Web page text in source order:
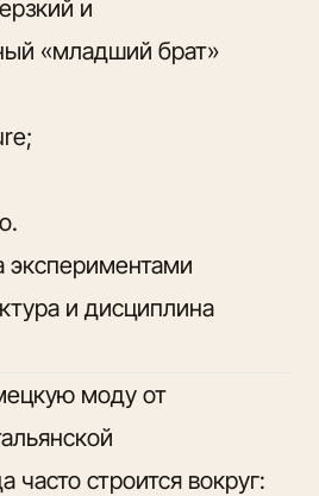
и
«младший брат»
экспериментами
и дисциплина
моду от
часто строится вокруг: